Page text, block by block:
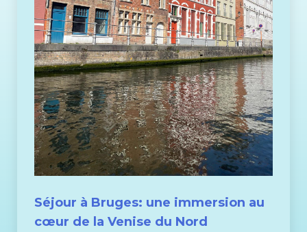
Séjour à Bruges: une immersion au
cœur de la Venise du Nord